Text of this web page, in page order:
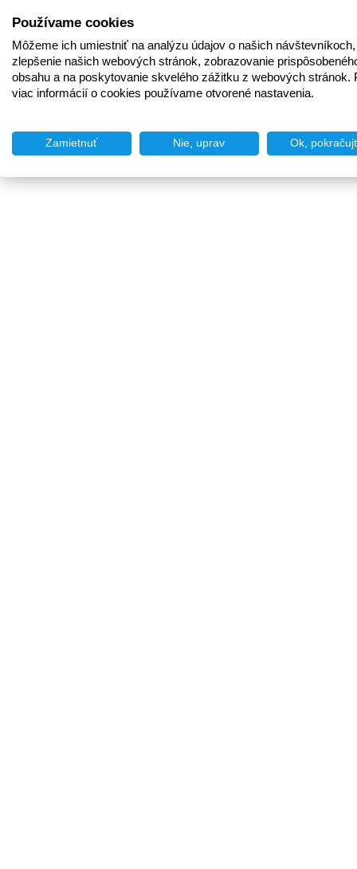
Používame cookies
Môžeme ich umiestniť na analýzu údajov o našich
zlepšenie našich webových stránok, zobrazovanie
obsahu a na poskytovanie skvelého zážitku z webových stránok.
viac informácií o cookies používame otvorené nastavenia.
Zamietnuť Nie, uprav Ok,